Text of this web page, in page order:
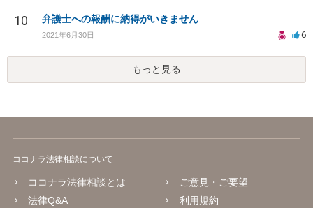
10 弁護士への報酬に納得がいきません
2021年6月30日 6
もっと見る
ココナラ法律相談について
ココナラ法律相談とは
法律Q&A
ご意見・ご要望
利用規約